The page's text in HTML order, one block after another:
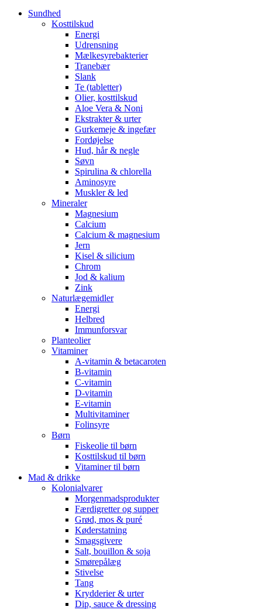
Sundhed
Kosttilskud
Energi
Udrensning
Mælkesyrebakterier
Tranebær
Slank
Te (tabletter)
Olier, kosttilskud
Aloe Vera & Noni
Ekstrakter & urter
Gurkemeje & ingefær
Fordøjelse
Hud, hår & negle
Søvn
Spirulina & chlorella
Aminosyre
Muskler & led
Mineraler
Magnesium
Calcium
Calcium & magnesium
Jern
Kisel & silicium
Chrom
Jod & kalium
Zink
Naturlægemidler
Energi
Helbred
Immunforsvar
Planteolier
Vitaminer
A-vitamin & betacaroten
B-vitamin
C-vitamin
D-vitamin
E-vitamin
Multivitaminer
Folinsyre
Børn
Fiskeolie til børn
Kosttilskud til børn
Vitaminer til børn
Mad & drikke
Kolonialvarer
Morgenmadsprodukter
Færdigretter og supper
Grød, mos & puré
Køderstatning
Smagsgivere
Salt, bouillon & soja
Smørepålæg
Stivelse
Tang
Krydderier & urter
Dip, sauce & dressing